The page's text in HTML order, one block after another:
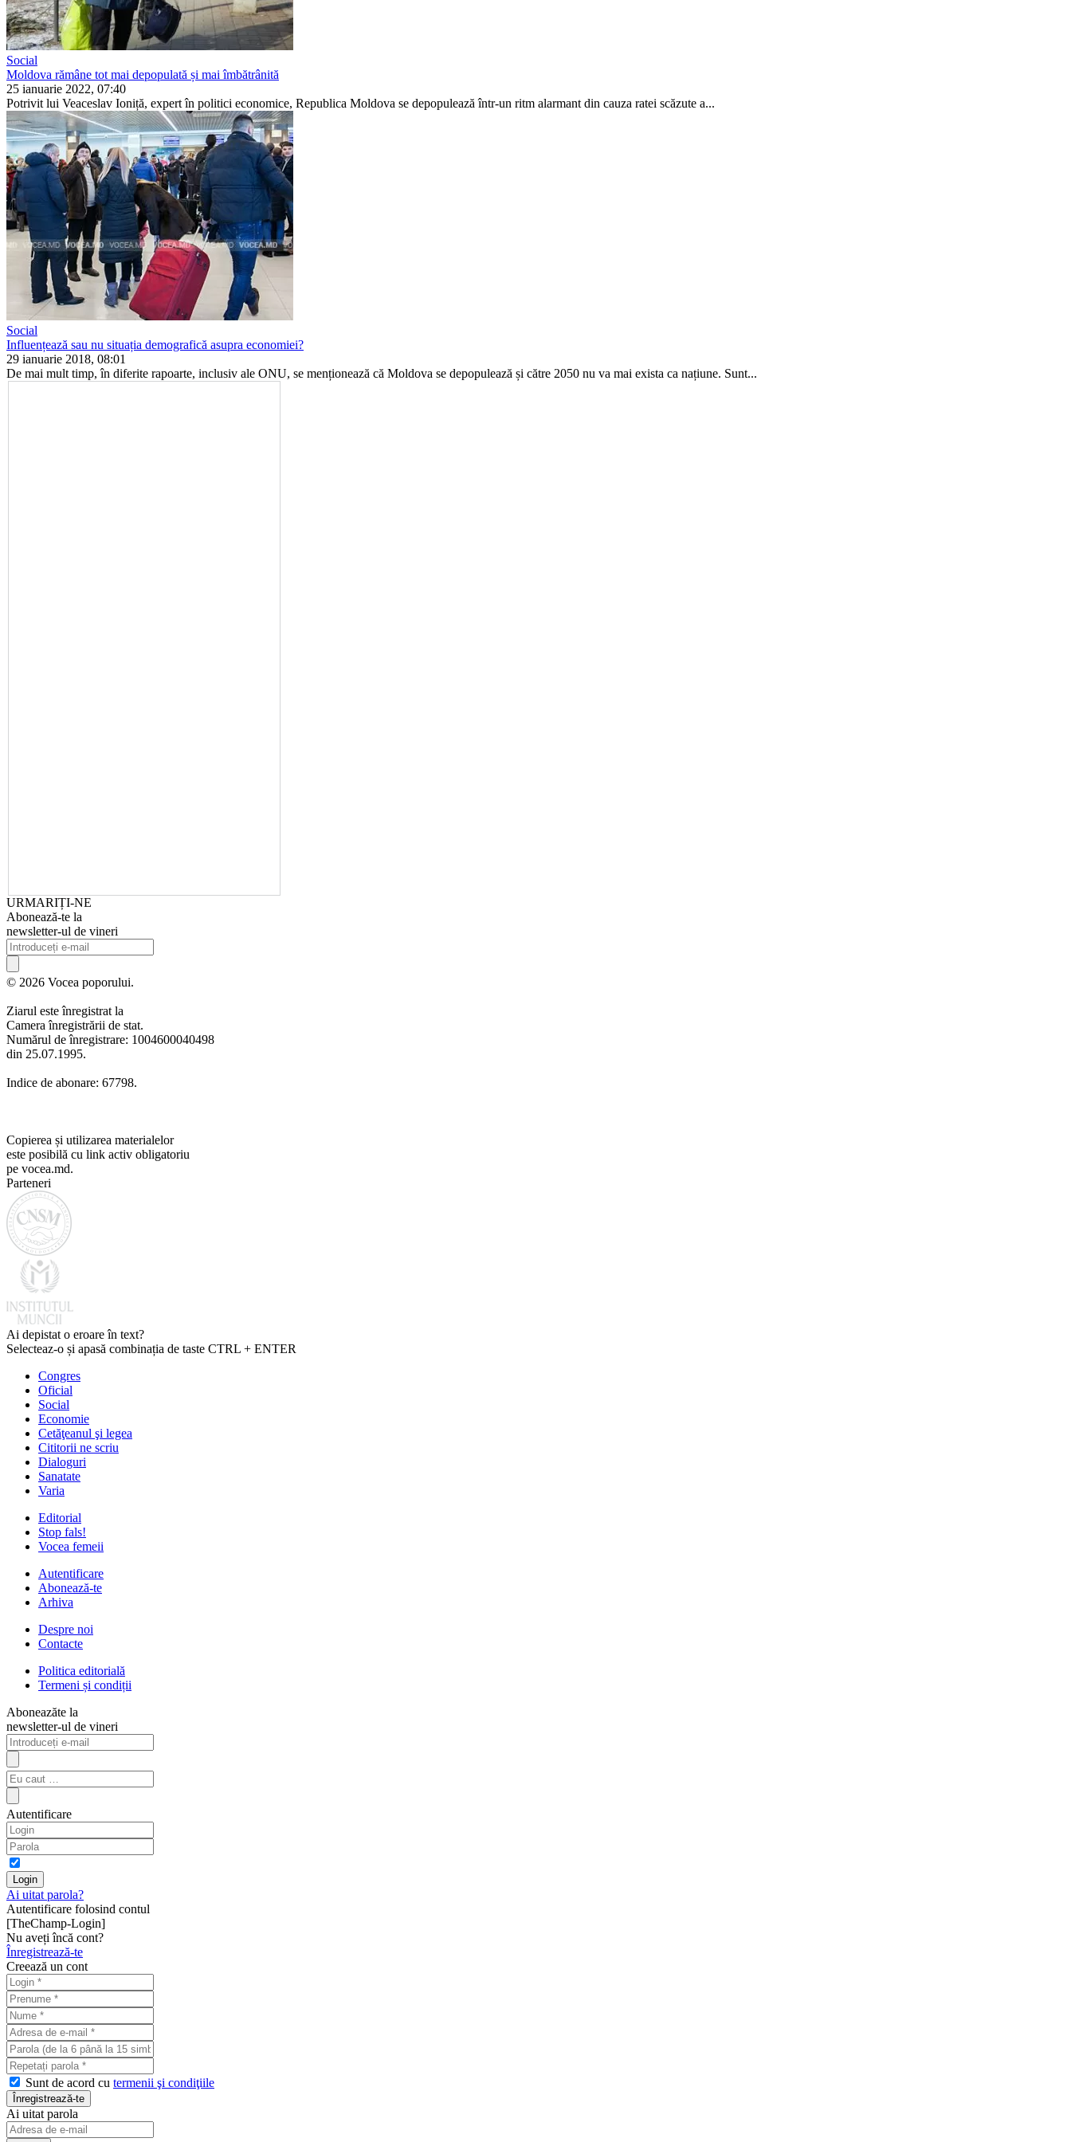
Social
Moldova rămâne tot mai depopulată și mai îmbătrânită
25 ianuarie 2022, 07:40
Potrivit lui Veaceslav Ioniță, expert în politici economice, Republica Moldova se depopulează într-un ritm alarmant din cauza ratei scăzute a...
Social
Influențează sau nu situația demografică asupra economiei?
29 ianuarie 2018, 08:01
De mai mult timp, în diferite rapoarte, inclusiv ale ONU, se menționează că Moldova se depopulea­ză și către 2050 nu va mai exista ca națiune. Sunt...
URMARIȚI-NE
Abonează-te la
newsletter-ul de vineri
© 2026 Vocea poporului.
Ziarul este înregistrat la
Camera înregistrării de stat.
Numărul de înregistrare: 1004600040498
din 25.07.1995.
Indice de abonare: 67798.
Copierea și utilizarea materialelor
este posibilă cu link activ obligatoriu
pe vocea.md.
Parteneri
Ai depistat o eroare în text?
Selecteaz-o și apasă combinația de taste CTRL + ENTER
Congres
Oficial
Social
Economie
Cetăţeanul şi legea
Cititorii ne scriu
Dialoguri
Sanatate
Varia
Editorial
Stop fals!
Vocea femeii
Autentificare
Abonează-te
Arhiva
Despre noi
Contacte
Politica editorială
Termeni și condiții
Aboneazăte la
newsletter-ul de vineri
Autentificare
Ai uitat parola?
Autentificare folosind contul
[TheChamp-Login]
Nu aveți încă cont?
Înregistrează-te
Creează un cont
Sunt de acord cu termenii şi condiţiile
Ai uitat parola